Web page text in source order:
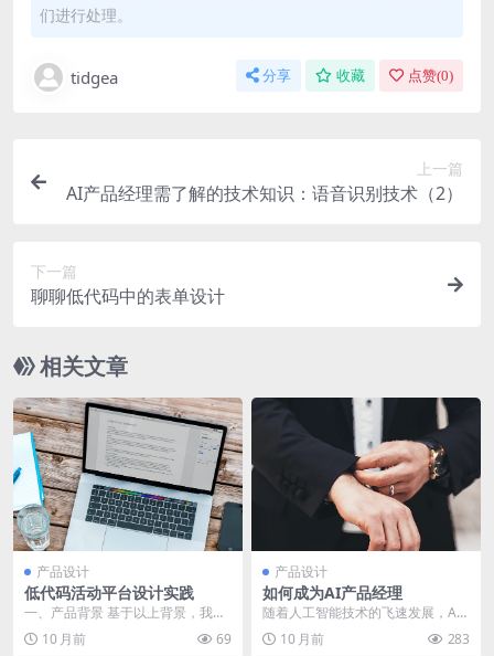
们进行处理。
tidgea 分享 收藏 点赞(0)
上一篇
AI产品经理需了解的技术知识：语音识别技术（2）
下一篇
聊聊低代码中的表单设计
相关文章
产品设计
低代码活动平台设计实践
一、产品背景 基于以上背景，我们
开始探索设计一个以自由搭建能力
为核心的活动平台，...
10 月前 69
产品设计
如何成为AI产品经理
随着人工智能技术的飞速发展，AI
产品经理这一职位逐渐成为科技行
业的香饽饽。但AI...
10 月前 283